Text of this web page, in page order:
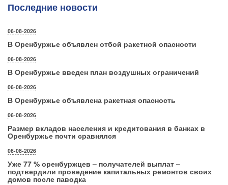
Последние новости
06-08-2026
В Оренбуржье объявлен отбой ракетной опасности
06-08-2026
В Оренбуржье введен план воздушных ограничений
06-08-2026
В Оренбуржье объявлена ракетная опасность
06-08-2026
Размер вкладов населения и кредитования в банках в
Оренбуржье почти сравнялся
06-08-2026
Уже 77 % оренбуржцев – получателей выплат –
подтвердили проведение капитальных ремонтов своих
домов после паводка